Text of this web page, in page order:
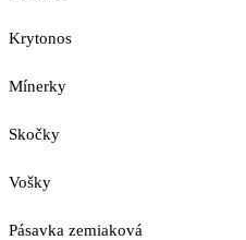
Krytonos
Mínerky
Skočky
Vošky
Pásavka zemiaková